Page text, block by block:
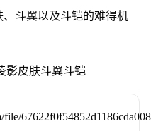
斗翼以及斗铠的难得机
影皮肤斗翼斗铠